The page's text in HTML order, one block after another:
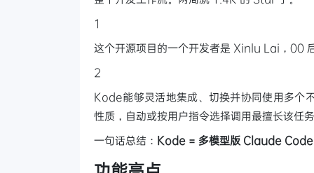
1
这个开源项目的一个开发者是 Xinlu Lai，00
2
Kode能够灵活地集成、切换并协同使用多个
性质，自动或按用户指令选择调用最擅长该任务
一句话总结： Kode = 多模型版 Claude Code